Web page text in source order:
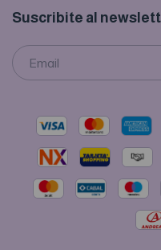
Suscribite al